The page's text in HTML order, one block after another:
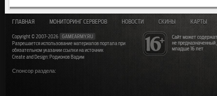
Сайт может
не
младше 16 лет
ГЛАВНАЯ МОНИТОРИНГ СЕРВЕРОВ НОВОСТИ СКИНЫ КАРТЫ
Copyright © 2007-2026
GAMEARMY.RU
Разрешается использование материалов портала при
обязательном указании ссылки на источник
Create and Design: Родионов Вадим
Спонсор раздела: